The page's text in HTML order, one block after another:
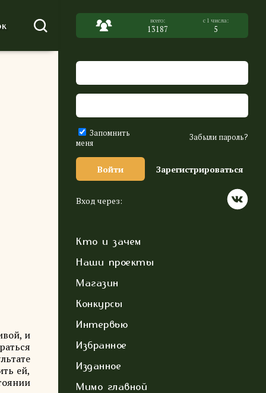
13187 5
Запомнить
меня
Забыли пароль?
Войти Зарегистрироваться
Вход через:
Кто и зачем
Наши проекты
Магазин
Конкурсы
Интервью
Избранное
Изданное
Мимо главной
и
ей,